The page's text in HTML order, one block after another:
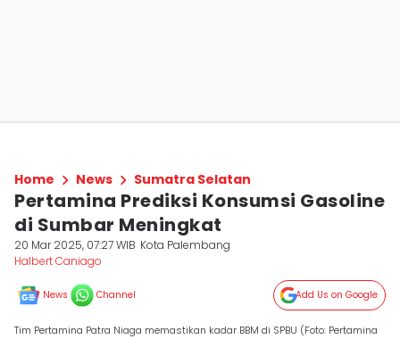
Home News Sumatra Selatan
Pertamina Prediksi Konsumsi Gasoline
di Sumbar Meningkat
20 Mar 2025, 07:27 WIB Kota Palembang
Halbert Caniago
News Channel Add Us on Google
Tim Pertamina Patra Niaga memastikan kadar BBM di SPBU (Foto: Pertamina